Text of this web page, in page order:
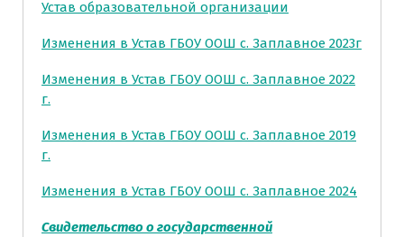
Устав образовательной организации
Изменения в Устав ГБОУ ООШ с. Заплавное 2023г
Изменения в Устав ГБОУ ООШ с. Заплавное 2022
г.
Изменения в Устав ГБОУ ООШ с. Заплавное 2019
г.
Изменения в Устав ГБОУ ООШ с. Заплавное 2024
Свидетельство о государственной